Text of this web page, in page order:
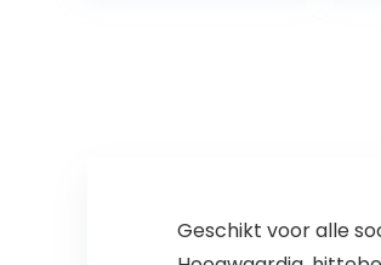
Geschikt voor alle